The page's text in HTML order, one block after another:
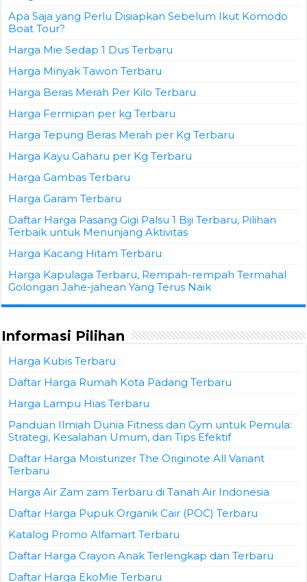
Apa Saja yang Perlu Disiapkan Sebelum Ikut Komodo
Boat Tour?
Harga Mie Sedap 1 Dus Terbaru
Harga Minyak Tawon Terbaru
Harga Beras Merah Per Kilo Terbaru
Harga Fermipan per kg Terbaru
Harga Tepung Beras Merah per Kg Terbaru
Harga Kayu Gaharu per Kg Terbaru
Harga Gambas Terbaru
Harga Garam Terbaru
Daftar Harga Pasang Gigi Palsu 1 Biji Terbaru, Pilihan
Terbaik untuk Menunjang Aktivitas
Harga Kacang Hitam Terbaru
Harga Kapulaga Terbaru, Rempah-rempah Termahal
Golongan Jahe-jahean Yang Terus Naik
Informasi Pilihan
Harga Kubis Terbaru
Daftar Harga Rumah Kota Padang Terbaru
Harga Lampu Hias Terbaru
Panduan Ilmiah Dunia Fitness dan Gym untuk Pemula:
Strategi, Kesalahan Umum, dan Tips Efektif
Daftar Harga Moisturizer The Originote All Variant
Terbaru
Harga Air Zam zam Terbaru di Tanah Air Indonesia
Daftar Harga Pupuk Organik Cair (POC) Terbaru
Katalog Promo Alfamart Terbaru
Daftar Harga Crayon Anak Terlengkap dan Terbaru
Daftar Harga EkoMie Terbaru